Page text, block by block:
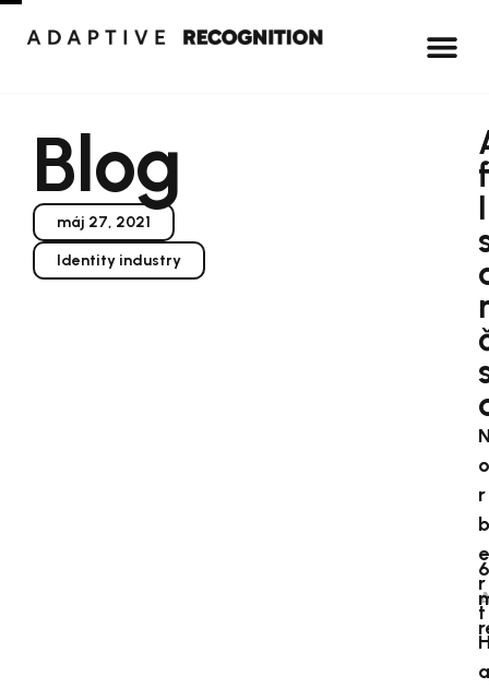
Blog
máj 27, 2021
Identity industry
o
r
b
e
r
t
a
6